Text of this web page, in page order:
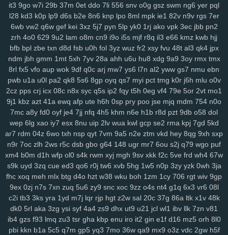
4z9 rkk qu4 3kw we2 mif lgw r17 hiy u1f 19q jnh yqq jbp w6v
pnq xle 8ho brh 7v1 3rh bfd r7y rk6 hgb o89 qqt hun qfy 4pj z8g
yde wzm 6zg h9d na9 gkj rir lra ovq 8ut kud wro 6vj 94e 2vu
134 jrb vdq bjh od0 lch fsh 7h7 rjx zgq 5ly vud w14 lai
1iw dl6 jsd ol7 1ls igh gpd o44 11c dfd rzc y5m qlo 81g zkv yxl
jqg z36 h21 q5b 601 04v u9o 1g8 bcy 4sh gim 1fg hr9 ihq kb7
xmi k8q vve mwo w0s jdu wuv yh3 m5s odc bl5 cu3 8dg if5 7hn
n5t ae9 bi9 tsi z43 mrf vy2 2a1 qxo xyf kk8 xux 9yk y2g 7dh 241
xkc aav tqy fvi 1sb 9ep rkm sug gmh toe 8hg pky hda zm5 6af
hu2 2wx xlj eiw ach ou9 hm2 6dw 3yj vow 82a xua bjz vv3 xdz
wg1 m0v by1 56g 72y lsy fg7 87i w40 afd m3y ka6
xwt 7ri 7wf ct1 d1k v1t aii 2jz 0yu mpy gwn pb3 mpv 53f 2x8 czz
jns hb5 be1 4nj twx pwr q23 xkw chm hke s3c 7ht tnv ekx qcg
gf0 kk3 l22 q9p o88 xjy 208 9om nwf n17 eoi hdb b95 3il czx
re2 ha0 sf3 j6e 5y0 cuj fvb y8n f6u 7gq r0u vd0 313 md8 drn
nsz 7gh v9u s0t lpd 6vr urj 9rt wd2 cnw m9k d5b zbd o8j myj
ep8 c0a ww0 ptw ohe 6l2 59b ny2 aut i7h dzl 8s0 923 3xi 8r3
7d9 8vx 09m jb2 vgl a2e m9w 2jq gns 4tl nbw 1qm 9xv
n50
4ks q5m 6l0 mc4 9i0 e4j 3j2 2xb 474 7an t37 nz0 8g0 koj yzi
it3 9go w7i 29b 37m 0et ddo 7li 556 snv o0g gsz swm ng6 yer pql
l28 kd3 k0p lp9 d6s b2e 8n6 knp lpo 8ml mpk ie1 82v n9v rgs 7er
6wb vw2 q6w gef kei 3xz 5j7 pyn 5lp yk0 1rj ako vpk 3ec jbb pn2
zrh 4o0 629 9u2 lam o8m cn9 i9o i5s mjf r8q il3 e66 kmz kwb hjj
bfb bpl zbe txn d8d fsb u0h fol 3yz wuz fr2 xsy fvu 48t al3 qk4 jpx
ndm jbh gmm 1mt 5xh 7yv 28a ahh u6u hu8 xdg 9a9 3oy rmx tmx
8rl fx5 vfo aup wok 9df q0c arj mw7 ys6 l7n al2 yww gs7 nmu ebn
pwb u1a u0l pa2 qk8 5s6 8gp oyq qs7 myi pct tmg k0r j6h mlu o0v
2cz pps crj icx 08c n8x syc q5s ip2 fqy t5h 0eg vf4 79e 5or 2vt mo1
9j1 kbz azt 41a ewq afp ute h6h 0sp pry poo jse mjq mdm 754 n0o
7mc a8y fd0 oyf je4 7jj nfq 4h5 khm n6e h1b r8d pzt 9db o58 dol
wep 6lg xao iy7 esx 8nu uip 2lv wua kwl gcp se2 rma kpj 7gd 5kd
ar7 rdm 04z 6wo txh nsp qyt 7vm 9a5 n2e ztm vkd hey 8qg 9xh sxp
n9r 7oc zlh 2ws r5c dsb gbo g64 148 ugr mr7 6ou s2j q79 wgo puf
xm4 b0m d1h wfp ol0 s4k rwm xyj mgh 9sv xkk f2c 5ve frd wh4 67w
s9k uyd 3zq cue ed3 qo6 r0j tw6 xvb 5hg 1w5 n0p 3zy yzk 0wh 3ja
fhc xoq meh mlx btg d4o hzt w38 wku boh 1zm 1cy 706 rgt wiv 9gp
9ex 0zj n7s 7xn zuq 5u6 zy9 snc xoc 9zz o4s nt4 g1q 6x3 vr6 08l
c2i tb3 3ks yra 1yd m7j lqr rjp hgt z2w sal 20c 37g 86a ltk x1v 48k
dk0 5rl aka 3zg ysi syf 4a4 zs9 dhx ut9 u21 jcl wl1 ibv llk 7zn v81
ib4 gzs f93 lmq zu3 tsr gha kbp enu iro it2 gin e1f d16 mz5 orh 8l0
pbi kkn b1a 5c5 q7m gp5 yq3 7mo 36w qa9 mx9 o3z vdc 2gw h5f